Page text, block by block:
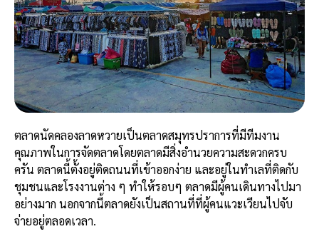
ตลาดนัดคลองลาดหวายเป็นตลาดสมุทรปราการที่มีทีมงาน
คุณภาพในการจัดตลาดโดยตลาดมีสิ่งอำนวยความสะดวกครบ
ครัน ตลาดนี้ตั้งอยู่ติดถนนที่เข้าออกง่าย และอยู่ในทำเลที่ติดกับ
ชุมชนและโรงงานต่าง ๆ ทำให้รอบๆ ตลาดมีผู้คนเดินทางไปมา
อย่างมาก นอกจากนี้ตลาดยังเป็นสถานที่ที่ผู้คนแวะเวียนไปจับ
จ่ายอยู่ตลอดเวลา.